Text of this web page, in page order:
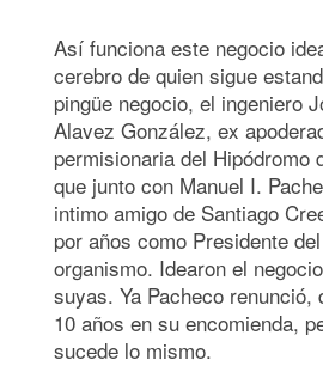
Así funciona este negocio
cerebro de quien sigue
pingüe negocio, el ingeniero
Alavez González, ex
permisionaria del Hipódromo
que junto con Manuel I.
intimo amigo de Santiago
por años como Presidente
organismo. Idearon el
suyas. Ya Pacheco renunció,
10 años en su encomienda,
sucede lo mismo.